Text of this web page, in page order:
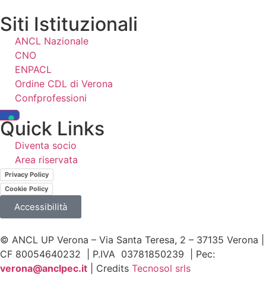
Siti Istituzionali
ANCL Nazionale
CNO
ENPACL
Ordine CDL di Verona
Confprofessioni
Quick Links
Diventa socio
Area riservata
Privacy Policy
Cookie Policy
Accessibilità
© ANCL UP Verona – Via Santa Teresa, 2 – 37135 Verona |
CF 80054640232 | P.IVA 03781850239 | Pec:
verona@anclpec.it | Credits Tecnosol srls